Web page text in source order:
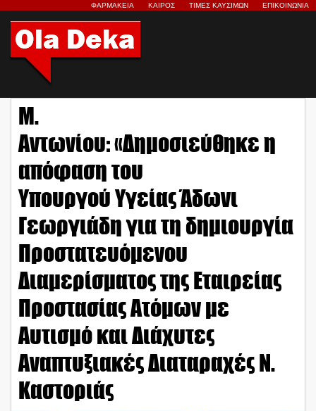
ΦΑΡΜΑΚΕΙΑ ΚΑΙΡΟΣ ΤΙΜΕΣ ΚΑΥΣΙΜΩΝ ΕΠΙΚΟΙΝΩΝΙΑ
Μ.
Αντωνίου: «Δημοσιεύθηκε η
απόφαση του
Υπουργού Υγείας Άδωνι
Γεωργιάδη για τη δημιουργία
Προστατευόμενου
Διαμερίσματος της Εταιρείας
Προστασίας Ατόμων με
Αυτισμό και Διάχυτες
Αναπτυξιακές Διαταραχές Ν.
Καστοριάς